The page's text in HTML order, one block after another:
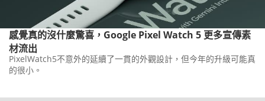
感覺真的沒什麼驚喜，Google Pixel Watch 5 更多宣傳素
材流出
PixelWatch5不意外的延續了一貫的外觀設計，但今年的升級可能真
的很小。